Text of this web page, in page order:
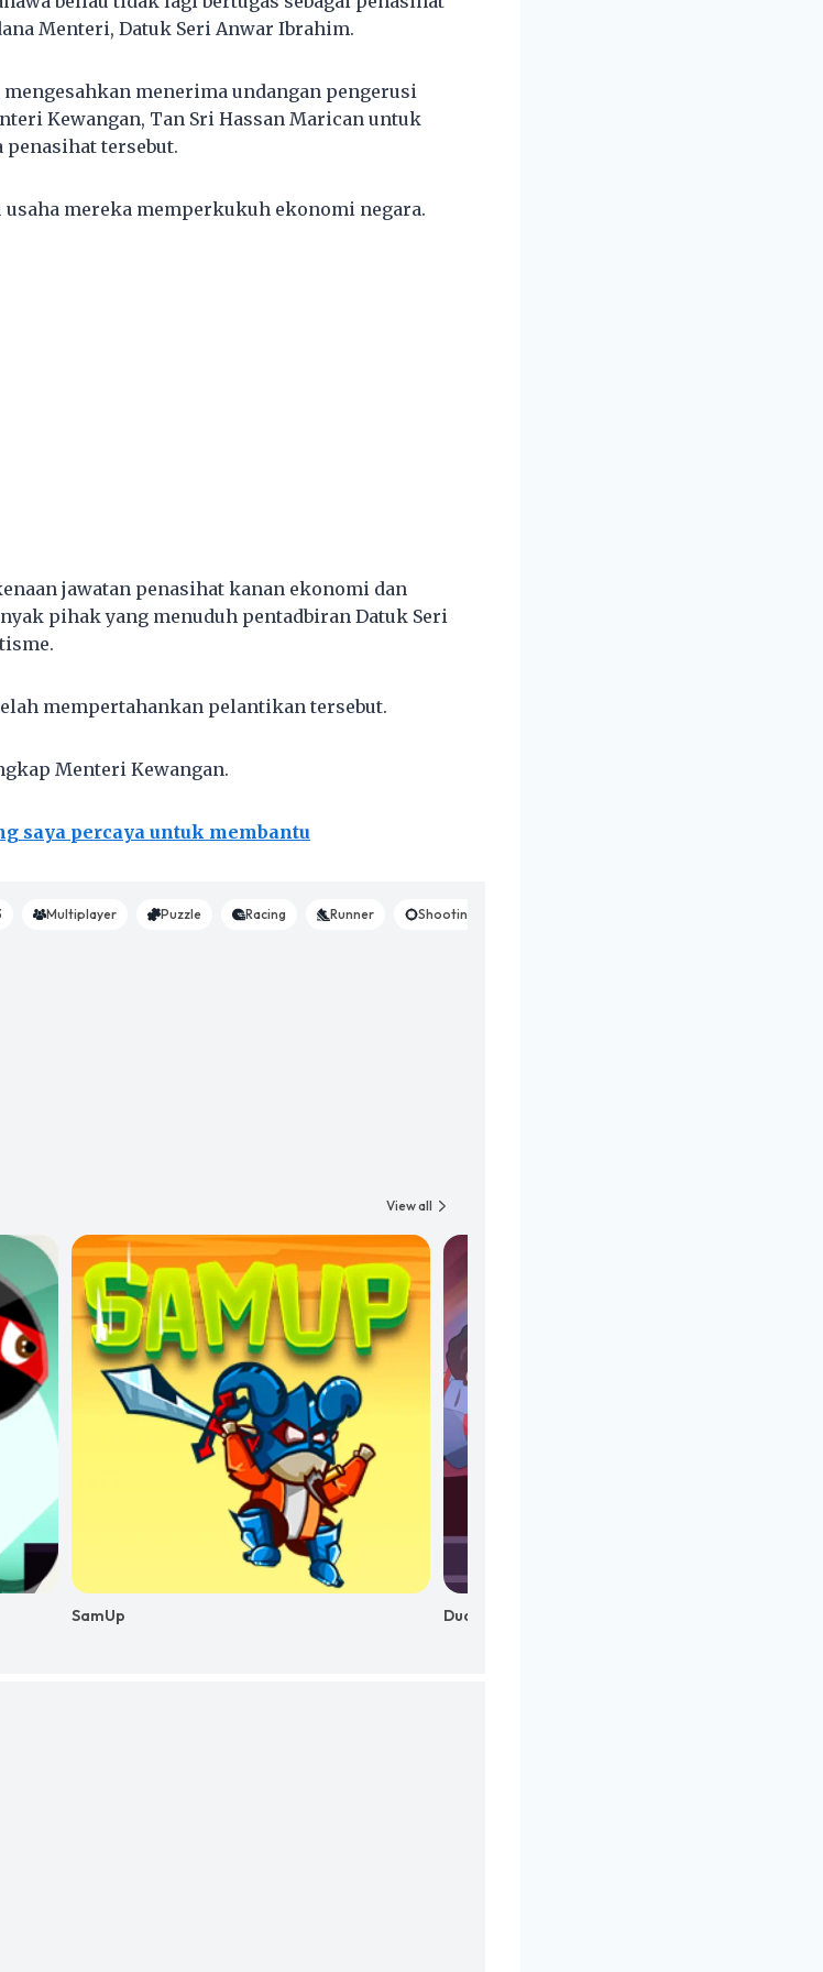
Menteri, Datuk Seri Anwar Ibrahim.
menerima undangan pengerusi
Kewangan, Tan Sri Hassan Marican untuk
tersebut.
mereka memperkukuh ekonomi negara.
jawatan penasihat kanan ekonomi dan
pihak yang menuduh pentadbiran Datuk Seri
mempertahankan pelantikan tersebut.
Menteri Kewangan.
saya percaya untuk membantu